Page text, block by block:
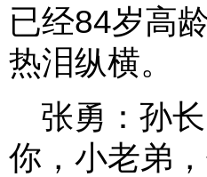
已经84岁高
热泪纵横。
张勇：孙
你，小老弟